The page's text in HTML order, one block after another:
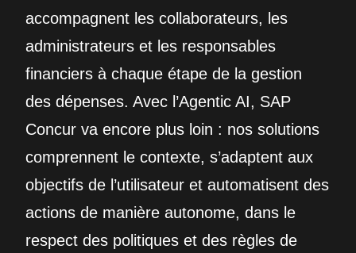
accompagnent les collaborateurs, les
administrateurs et les responsables
financiers à chaque étape de la gestion
des dépenses. Avec l’Agentic AI, SAP
Concur va encore plus loin : nos solutions
comprennent le contexte, s’adaptent aux
objectifs de l’utilisateur et automatisent des
actions de manière autonome, dans le
respect des politiques et des règles de